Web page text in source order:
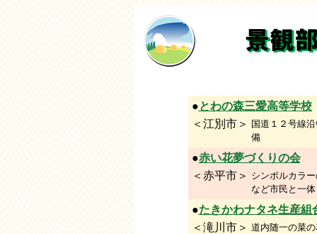
●とわの森三愛高等学校
＜江別市＞
国道１２号線
備
●赤い花夢づくりの会
＜赤平市＞ シンボルカラ
など市民と一
●たきかわナタネ生産組
＜滝川市＞ 道内随一の菜